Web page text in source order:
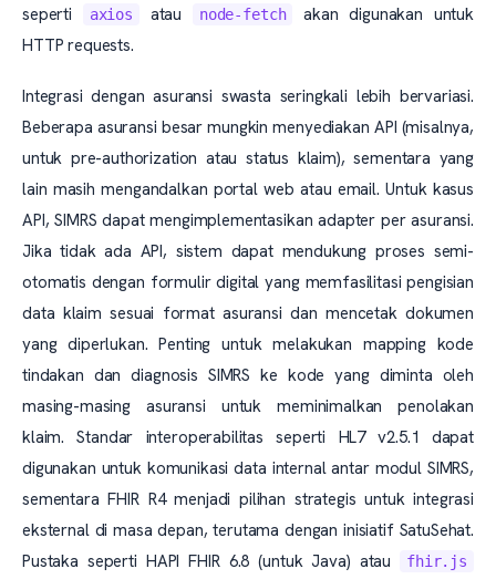
seperti
axios atau node-fetch
akan digunakan untuk
HTTP requests.
Integrasi dengan asuransi swasta seringkali lebih bervariasi.
Beberapa asuransi besar mungkin menyediakan API (misalnya,
untuk pre-authorization atau status klaim), sementara yang
lain masih mengandalkan portal web atau email. Untuk kasus
API, SIMRS dapat mengimplementasikan adapter per asuransi.
Jika tidak ada API, sistem dapat mendukung proses semi-
otomatis dengan formulir digital yang memfasilitasi pengisian
data klaim sesuai format asuransi dan mencetak dokumen
yang diperlukan. Penting untuk melakukan mapping kode
tindakan dan diagnosis SIMRS ke kode yang diminta oleh
masing-masing asuransi untuk meminimalkan penolakan
klaim. Standar interoperabilitas seperti HL7 v2.5.1 dapat
digunakan untuk komunikasi data internal antar modul SIMRS,
sementara FHIR R4 menjadi pilihan strategis untuk integrasi
eksternal di masa depan, terutama dengan inisiatif SatuSehat.
Pustaka seperti HAPI FHIR 6.8 (untuk Java) atau
fhir.js